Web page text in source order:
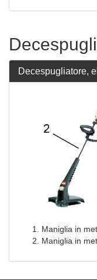
Decespugliatore,
Maniglia in
Maniglia in